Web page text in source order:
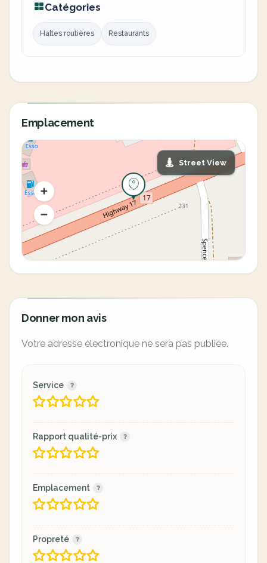
Catégories
Haltes routières Restaurants
Emplacement
Street View
Donner mon avis
Votre adresse électronique ne sera pas publiée.
Service
Rapport qualité-prix
Emplacement
Propreté